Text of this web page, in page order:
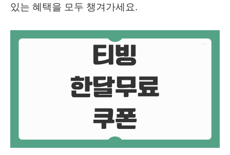
있는 혜택을 모두 챙겨가세요.